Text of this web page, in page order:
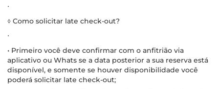
∙
◊ Como solicitar late check-out?
∙
• Primeiro você deve confirmar com o anfitrião via
aplicativo ou Whats se a data posterior a sua reserva está
disponível, e somente se houver disponibilidade você
poderá solicitar late check-out;